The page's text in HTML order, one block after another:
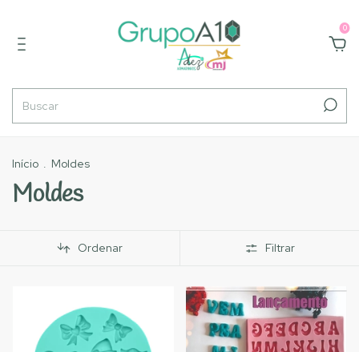
0
Início . Moldes
Moldes
Ordenar Filtrar